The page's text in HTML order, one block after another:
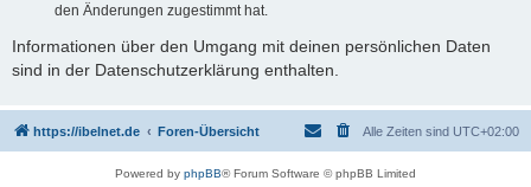
den Änderungen zugestimmt hat.
Informationen über den Umgang mit deinen persönlichen Daten
sind in der Datenschutzerklärung enthalten.
https://ibelnet.de Foren-Übersicht Alle Zeiten sind UTC+02:00
Powered by phpBB® Forum Software © phpBB Limited